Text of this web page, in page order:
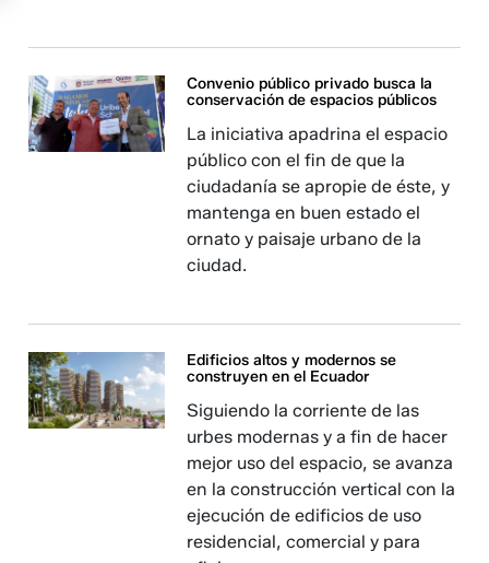
Convenio público privado busca la
conservación de espacios públicos
La iniciativa apadrina el espacio
público con el fin de que la
ciudadanía se apropie de éste, y
mantenga en buen estado el
ornato y paisaje urbano de la
ciudad.
Edificios altos y modernos se
construyen en el Ecuador
Siguiendo la corriente de las
urbes modernas y a fin de hacer
mejor uso del espacio, se avanza
en la construcción vertical con la
ejecución de edificios de uso
residencial, comercial y para